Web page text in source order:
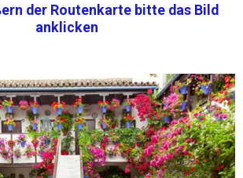
der Routenkarte bitte das Bild
anklicken